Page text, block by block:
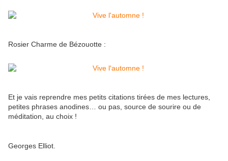
Rosier Charme de Bézouotte :
Et je vais reprendre mes petits citations tirées de mes lectures,
petites phrases anodines… ou pas, source de sourire ou de
méditation, au choix !
Georges Elliot.